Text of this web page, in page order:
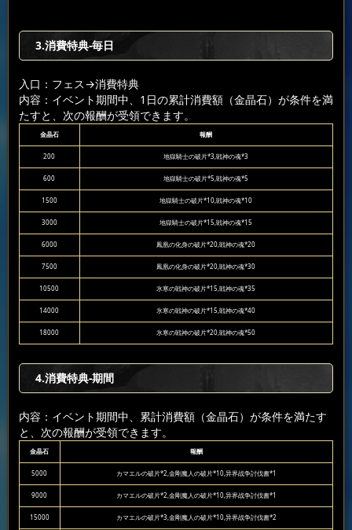
3.消費特典-毎日
入口：フェス→消費特典
内容：イベント期間中、1日の累計消費額（金晶石）が条件を満
たすと、次の報酬が受領できます。
金晶石 報酬
200 地獄騎士の破片*3,戦神の魂*3
600 地獄騎士の破片*5,戦神の魂*5
1500 地獄騎士の破片*10,戦神の魂*10
3000 地獄騎士の破片*15,戦神の魂*15
6000 鳳凰の化身の破片*20,戦神の魂*20
7500 鳳凰の化身の破片*20,戦神の魂*30
10500 氷寒の戦神の破片*15,戦神の魂*35
14000 氷寒の戦神の破片*15,戦神の魂*40
18000 氷寒の戦神の破片*20,戦神の魂*50
4.消費特典-期間
内容：イベント期間中、累計消費額（金晶石）が条件を満たす
と、次の報酬が受領できます。
金晶石 報酬
5000 カマエルの破片*2,金剛魔人の破片*10,异界战争討伐書*1
9000 カマエルの破片*2,金剛魔人の破片*10,异界战争討伐書*1
15000 カマエルの破片*3,金剛魔人の破片*10,异界战争討伐書*2